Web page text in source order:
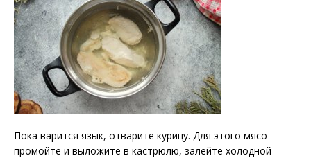
Пока варится язык, отварите курицу. Для этого мясо
промойте и выложите в кастрюлю, залейте холодной